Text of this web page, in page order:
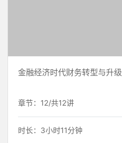
金融经济时代财务转型与升级
章节：12/共12讲
时长：3小时11分钟